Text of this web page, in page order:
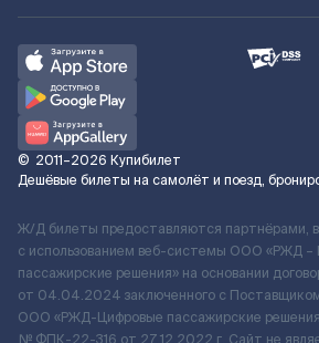
© 2011–2026 Купибилет
Дешёвые билеты на самолёт и поезд,
Ж/Д билеты предоставляются партнёрами,
с использованием веб-системы ООО «РЖД –
пассажирские решения» на основании
от 04.04.2024 заключенного с Поставщиком
ООО «РЖД-Цифровые пассажирские